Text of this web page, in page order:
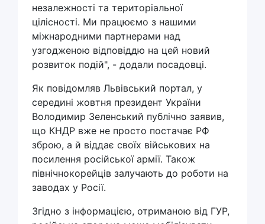
незалежності та територіальної
цілісності. Ми працюємо з нашими
міжнародними партнерами над
узгодженою відповіддю на цей новий
розвиток подій", - додали посадовці.
Як повідомляв Львівський портал, у
середині жовтня президент України
Володимир Зеленський публічно заявив,
що КНДР вже не просто постачає РФ
зброю, а й віддає своїх військових на
посилення російської армії. Також
північнокорейців залучають до роботи на
заводах у Росії.
Згідно з інформацією, отриманою від ГУР,